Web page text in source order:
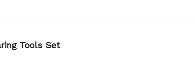
Tools Set